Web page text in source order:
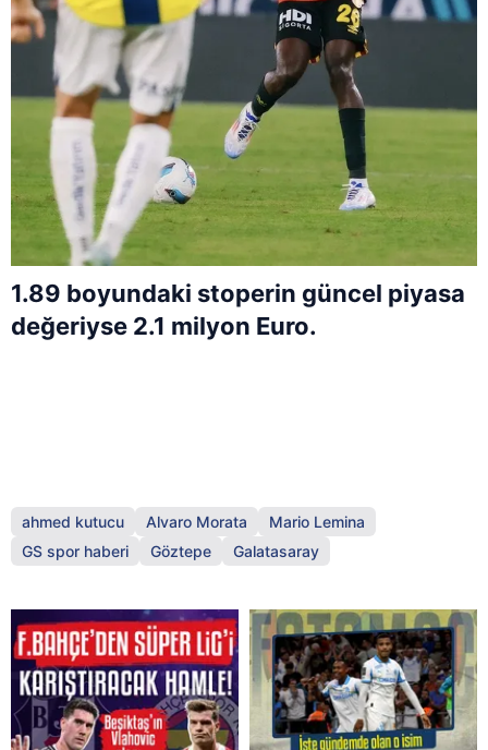
1.89 boyundaki stoperin güncel piyasa
değeriyse 2.1 milyon Euro.
ahmed kutucu Alvaro Morata
Mario Lemina
GS spor haberi
Göztepe Galatasaray